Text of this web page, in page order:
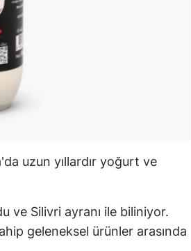
uzun yıllardır yoğurt ve
ve Silivri ayranı ile biliniyor.
geleneksel ürünler arasında